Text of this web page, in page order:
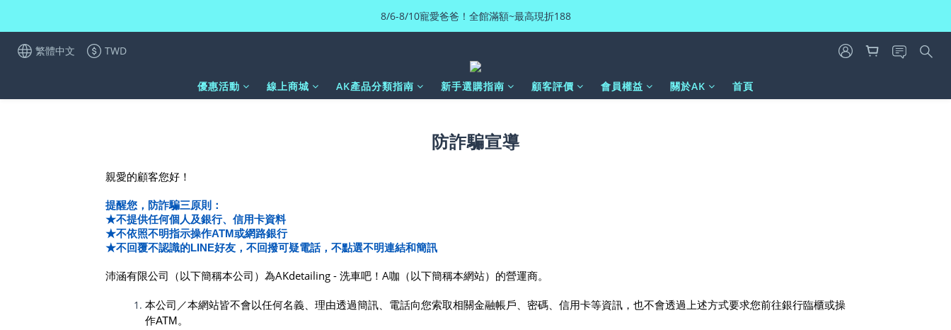
8/6-8/10寵愛爸爸！全館滿額~最高現折188
繁體中文 TWD
優惠活動 線上商城 AK產品分類指南 新手選購指南 顧客評價 會員權益 關於AK 首頁
防詐騙宣導
親愛的顧客您好！
提醒您，防詐騙三原則：
★不提供任何個人及銀行、信用卡資料
★不依照不明指示操作ATM或網路銀行
★不回覆不認識的LINE好友，不回撥可疑電話，不點選不明連結和簡訊
沛涵有限公司（以下簡稱本公司）為AKdetailing - 洗車吧！A咖（以下簡稱本網站）的營運商。
本公司／本網站皆不會以任何名義、理由透過簡訊、電話向您索取相關金融帳戶、密碼、信用卡等資訊，也不會透過上述方式要求您前往銀行臨櫃或操
作ATM。